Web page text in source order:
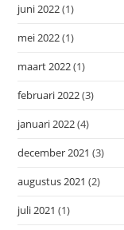
juni 2022(1)
mei 2022(1)
maart 2022(1)
februari 2022(3)
januari 2022(4)
december 2021 (3)
augustus 2021 (2)
juli 2021 (1)